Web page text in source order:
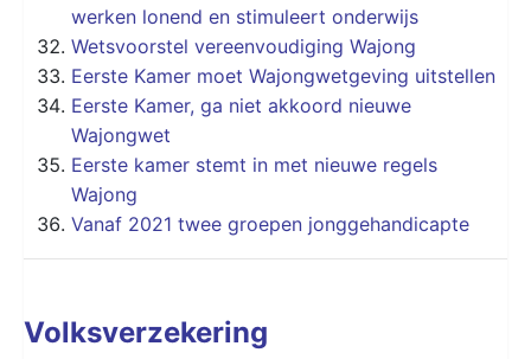
werken lonend en stimuleert onderwijs
Wetsvoorstel vereenvoudiging Wajong
Eerste Kamer moet Wajongwetgeving uitstellen
Eerste Kamer, ga niet akkoord nieuwe
Wajongwet
Eerste kamer stemt in met nieuwe regels
Wajong
Vanaf 2021 twee groepen jonggehandicapte
Volksverzekering